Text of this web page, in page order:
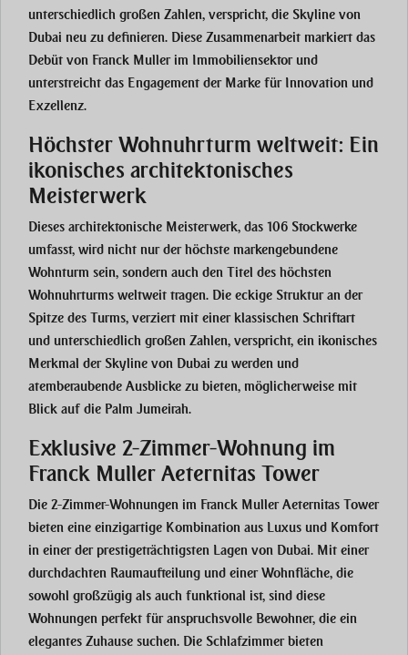
unterschiedlich großen Zahlen, verspricht, die Skyline von
Dubai neu zu definieren. Diese Zusammenarbeit markiert das
Debüt von Franck Muller im Immobiliensektor und
unterstreicht das Engagement der Marke für Innovation und
Exzellenz.
Höchster Wohnuhrturm weltweit: Ein
ikonisches architektonisches
Meisterwerk
Dieses architektonische Meisterwerk, das 106 Stockwerke
umfasst, wird nicht nur der höchste markengebundene
Wohnturm sein, sondern auch den Titel des höchsten
Wohnuhrturms weltweit tragen. Die eckige Struktur an der
Spitze des Turms, verziert mit einer klassischen Schriftart
und unterschiedlich großen Zahlen, verspricht, ein ikonisches
Merkmal der Skyline von Dubai zu werden und
atemberaubende Ausblicke zu bieten, möglicherweise mit
Blick auf die Palm Jumeirah.
Exklusive 2-Zimmer-Wohnung im
Franck Muller Aeternitas Tower
Die 2-Zimmer-Wohnungen im Franck Muller Aeternitas Tower
bieten eine einzigartige Kombination aus Luxus und Komfort
in einer der prestigeträchtigsten Lagen von Dubai. Mit einer
durchdachten Raumaufteilung und einer Wohnfläche, die
sowohl großzügig als auch funktional ist, sind diese
Wohnungen perfekt für anspruchsvolle Bewohner, die ein
elegantes Zuhause suchen. Die Schlafzimmer bieten